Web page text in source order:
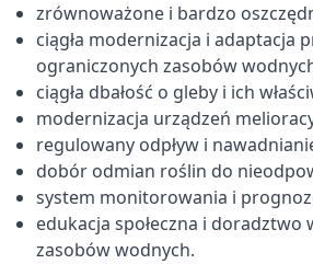
zrównoważone i bardzo
ciągła modernizacja i
ograniczonych zasobów
ciągła dbałość o gleby i ich
modernizacja urządzeń
regulowany odpływ i
dobór odmian roślin do
system monitorowania i
edukacja społeczna i
zasobów wodnych.